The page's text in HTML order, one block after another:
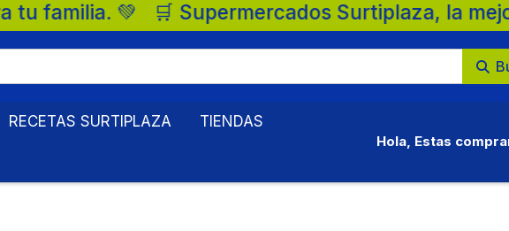
💚 🛒 Supermercados Surtiplaza, la
RECETAS SURTIPLAZA TIENDAS
Hola, Estas